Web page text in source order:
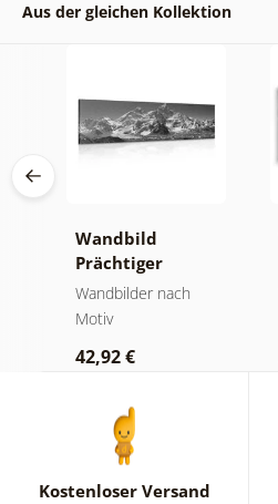
Aus der gleichen Kollektion
Wandbild
Prächtiger
Berggipfel in
Schwarz-Weiß
Wandbilder nach
Motiv
42,92 €
Kostenloser Versand